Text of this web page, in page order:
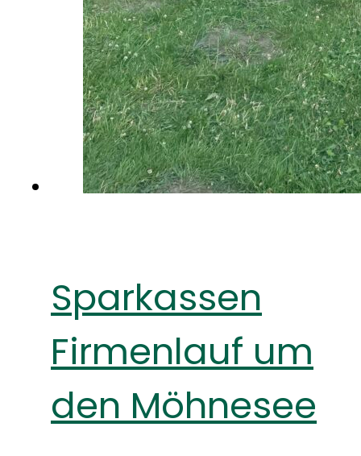
Sparkassen
Firmenlauf um
den Möhnesee